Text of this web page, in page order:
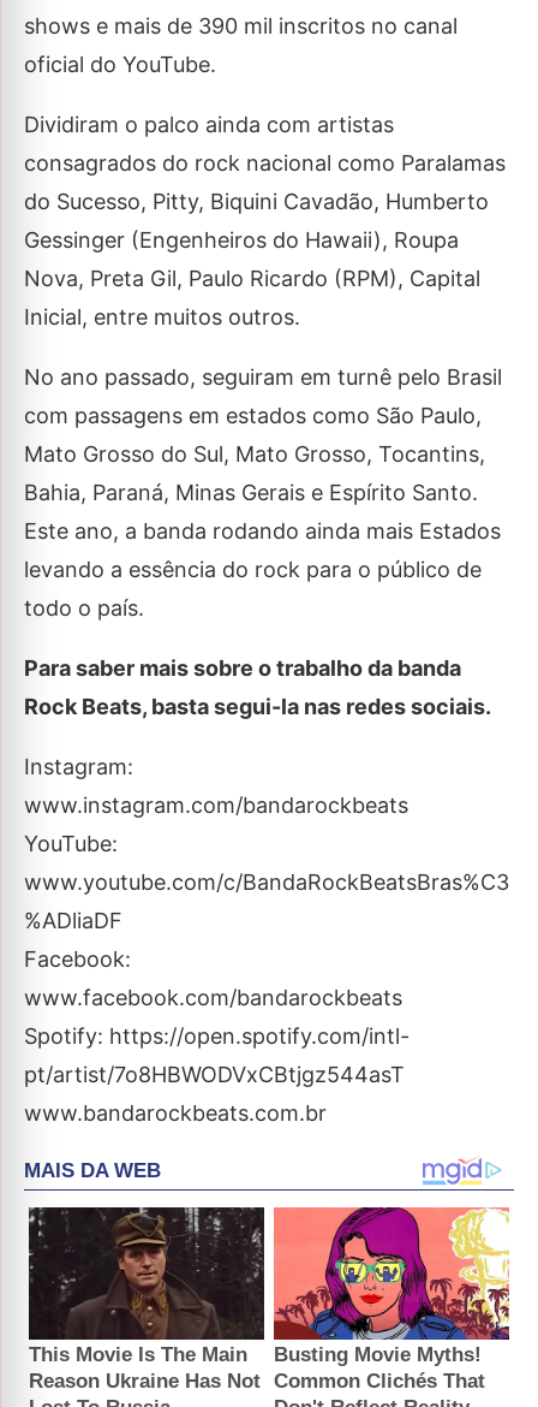
shows e mais de 390 mil inscritos no canal
oficial do YouTube.
Dividiram o palco ainda com artistas
consagrados do rock nacional como Paralamas
do Sucesso, Pitty, Biquini Cavadão, Humberto
Gessinger (Engenheiros do Hawaii), Roupa
Nova, Preta Gil, Paulo Ricardo (RPM), Capital
Inicial, entre muitos outros.
No ano passado, seguiram em turnê pelo Brasil
com passagens em estados como São Paulo,
Mato Grosso do Sul, Mato Grosso, Tocantins,
Bahia, Paraná, Minas Gerais e Espírito Santo.
Este ano, a banda rodando ainda mais Estados
levando a essência do rock para o público de
todo o país.
Para saber mais sobre o trabalho da banda
Rock Beats, basta segui-la nas redes sociais.
Instagram:
www.instagram.com/bandarockbeats
YouTube:
www.youtube.com/c/BandaRockBeatsBras%C3
%ADliaDF
Facebook:
www.facebook.com/bandarockbeats
Spotify: https://open.spotify.com/intl-
pt/artist/7o8HBWODVxCBtjgz544asT
www.bandarockbeats.com.br